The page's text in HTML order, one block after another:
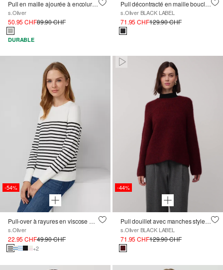
Pull en maille ajourée à encolure bateau et manches chauve-souris
s.Oliver
50.95 CHF89.90 CHF
DURABLE
Pull décontracté en maille bouclée
s.Oliver BLACK LABEL
71.95 CHF129.90 CHF
-54%
Pull-over à rayures en viscose mélangée
s.Oliver
22.95 CHF49.90 CHF
+2
Paused • Muted
-44%
Pull douillet avec manches style kimono
s.Oliver BLACK LABEL
71.95 CHF129.90 CHF